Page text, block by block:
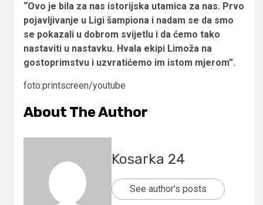
“Ovo je bila za nas istorijska utamica za nas. Prvo
pojavljivanje u Ligi šampiona i nadam se da smo
se pokazali u dobrom svijetlu i da ćemo tako
nastaviti u nastavku. Hvala ekipi Limoža na
gostoprimstvu i uzvratićemo im istom mjerom”.
foto:printscreen/youtube
About The Author
Kosarka 24
See author's posts